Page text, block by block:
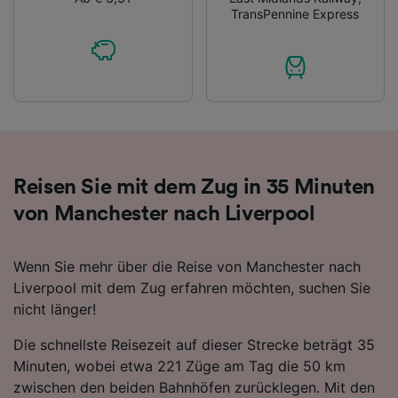
TransPennine Express
Reisen Sie mit dem Zug in 35 Minuten
von Manchester nach Liverpool
Wenn Sie mehr über die Reise von Manchester nach
Liverpool mit dem Zug erfahren möchten, suchen Sie
nicht länger!
Die schnellste Reisezeit auf dieser Strecke beträgt 35
Minuten, wobei etwa 221 Züge am Tag die 50 km
zwischen den beiden Bahnhöfen zurücklegen. Mit den
Personalisierte Werbung und Inhalte, Messung
von Werbeleistung und der Performance von
Inhalten, Zielgruppenforschung sowie
Entwicklung und Verbesserung von